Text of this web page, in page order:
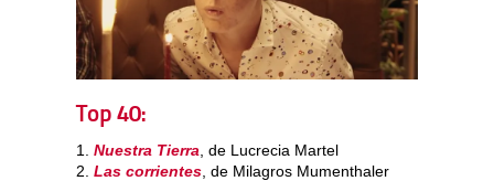
Top 40:
1. Nuestra Tierra , de Lucrecia Martel
2. Las corrientes , de Milagros Mumenthaler